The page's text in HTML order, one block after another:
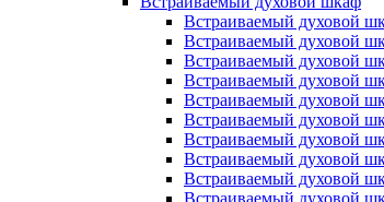
Встраиваемый духовой
Встраиваемый духовой
Встраиваемый духовой
Встраиваемый духовой
Встраиваемый духовой
Встраиваемый духовой
Встраиваемый духовой
Встраиваемый духовой
Встраиваемый духовой
Встраиваемый духовой